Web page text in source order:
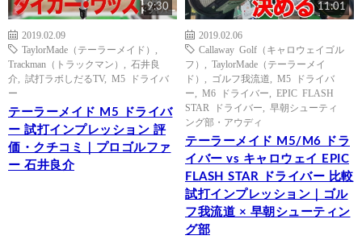
9:30
2019.02.09
TaylorMade（テーラーメイド）
Trackman（トラックマン）
石井良
介
試打ラボしだるTV, M5 ドライバ
ー
テーラーメイド M5 ドライバ
ー 試打インプレッション 評
価・クチコミ｜プロゴルファ
ー 石井良介
11:01
2019.02.06
Callaway Golf（キャロウェイゴル
フ）
TaylorMade（テーラーメイ
ド）
ゴルフ我流道
M5 ドライバ
ー
M6 ドライバー
EPIC FLASH
STAR ドライバー
早朝シューティ
ング部・アウディ
テーラーメイド M5/M6 ドラ
イバー vs キャロウェイ EPIC
FLASH STAR ドライバー 比較
試打インプレッション｜ゴル
フ我流道 × 早朝シューティン
グ部